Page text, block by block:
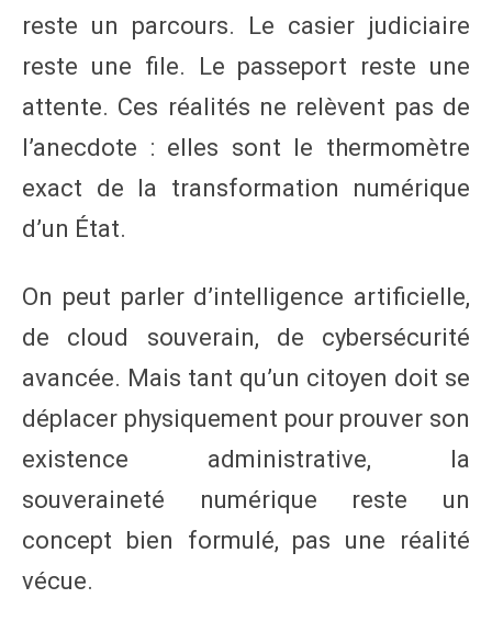
reste un parcours. Le casier judiciaire
reste une file. Le passeport reste une
attente. Ces réalités ne relèvent pas de
l’anecdote : elles sont le thermomètre
exact de la transformation numérique
d’un État.
On peut parler d’intelligence artificielle,
de cloud souverain, de cybersécurité
avancée. Mais tant qu’un citoyen doit se
déplacer physiquement pour prouver son
existence administrative, la
souveraineté numérique reste un
concept bien formulé, pas une réalité
vécue.